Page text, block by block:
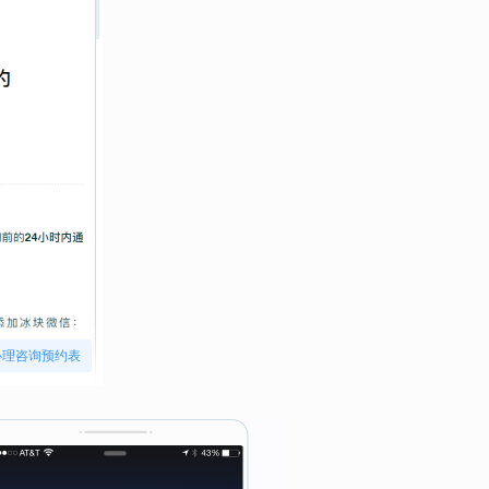
咨询预约表